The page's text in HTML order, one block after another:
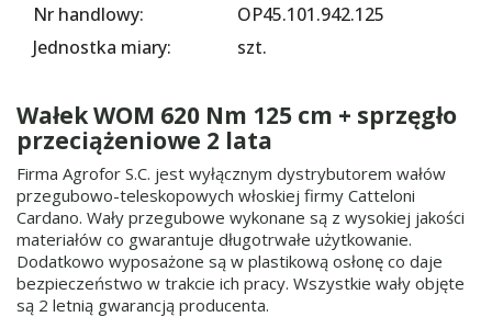
Nr handlowy:
OP45.101.942.125
Jednostka miary:
szt.
Wałek WOM 620 Nm 125 cm + sprzęgło
przeciążeniowe 2 lata
Firma Agrofor S.C. jest wyłącznym dystrybutorem wałów
przegubowo-teleskopowych włoskiej firmy Catteloni
Cardano. Wały przegubowe wykonane są z wysokiej jakości
materiałów co gwarantuje długotrwałe użytkowanie.
Dodatkowo wyposażone są w plastikową osłonę co daje
bezpieczeństwo w trakcie ich pracy. Wszystkie wały objęte
są 2 letnią gwarancją producenta.